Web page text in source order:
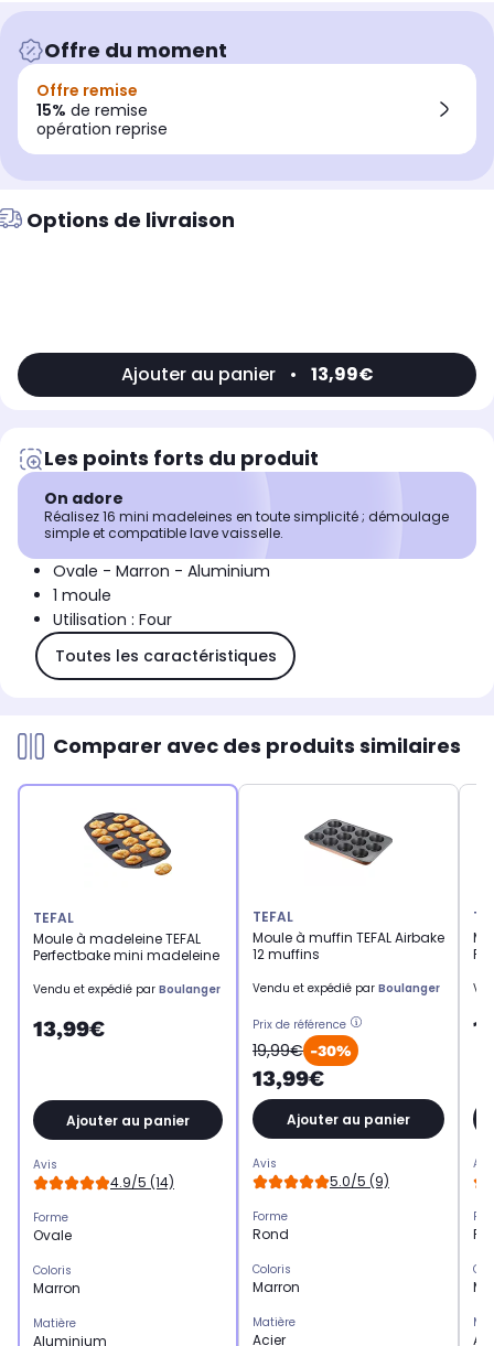
Offre du moment
Offre remise
15% de remise
opération reprise
Options de livraison
Ajouter au panier • 13,99€
Les points forts du produit
On adore
Réalisez 16 mini madeleines en toute simplicité ; démoulage
simple et compatible lave vaisselle.
Ovale - Marron - Aluminium
1 moule
Utilisation : Four
Toutes les caractéristiques
Comparer avec des produits similaires
TEFAL
Moule à madeleine TEFAL
Perfectbake mini madeleine
Vendu et expédié par Boulanger
13,99€
Ajouter au panier
Avis
4.9/5 (14)
Forme
Ovale
Coloris
Marron
Matière
Aluminium
TEFAL
Moule à muffin TEFAL Airbake
12 muffins
Vendu et expédié par Boulanger
Prix de référence
19,99€ -30%
13,99€
Ajouter au panier
Avis
5.0/5 (9)
Forme
Rond
Coloris
Marron
Matière
Acier